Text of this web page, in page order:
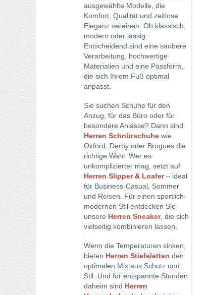
Fusion Herrenschuhe
Galizio Torresi
Giorgio 1958
Kamo Gutsu
La Martina Herrenschuhe
Lemargo Herrenschuhe
Lloyd Schuhe
Lorenzi
Maurizi Herrenschuhe
Melvin & Hamilton Herrenschuhe
Pantofola d `Oro
Premiata
Quarvif
ausgewählte Modelle, die
Komfort, Qualität und zeitlose
Eleganz vereinen. Ob klassisch,
modern oder lässig:
Entscheidend sind eine saubere
Verarbeitung, hochwertige
Materialien und eine Passform,
die sich Ihrem Fuß optimal
anpasst.
Sie suchen Schuhe für den
Anzug, für das Büro oder für
besondere Anlässe? Dann sind
Herren Schnürschuhe wie
Oxford, Derby oder Brogues die
richtige Wahl. Wer es
unkomplizierter mag, setzt auf
Herren Slipper & Loafer– ideal
für Business-Casual, Sommer
und Reisen. Für einen sportlich-
modernen Stil entdecken Sie
unsere Herren Sneaker, die sich
vielseitig kombinieren lassen.
Wenn die Temperaturen sinken,
bieten Herren Stiefeletten den
optimalen Mix aus Schutz und
Stil. Und für entspannte Stunden
daheim sind Herren